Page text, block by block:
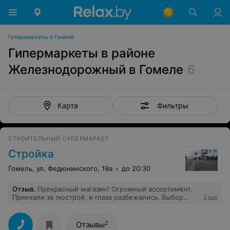
Гипермаркеты в Гомеле
Гипермаркеты в районе
Железнодорожный в Гомеле 6
Карта Фильтры
СТРОИТЕЛЬНЫЙ СУПЕРМАРКЕТ
Стройка
Гомель, ул. Федюнинского, 19а до 20:30
Отзыв. Прекрасный магазин! Огромный ассортимент.
Приехали за люстрой, и глаза разбежались. Выбор
оказали профессиональную консультацию по выбору
люстры. Большое им за это спасибо!!! Но покупкой
Еще
Отзывы2